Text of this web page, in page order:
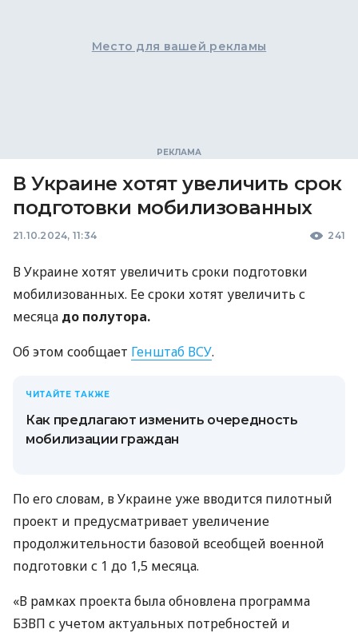
Место для вашей рекламы
В Украине хотят увеличить срок
подготовки мобилизованных
21.10.2024, 11:34 241
В Украине хотят увеличить сроки подготовки
мобилизованных. Ее сроки хотят увеличить с
месяца до полутора.
Об этом сообщает Генштаб ВСУ.
ЧИТАЙТЕ ТАКЖЕ
Как предлагают изменить очередность
мобилизации граждан
По его словам, в Украине уже вводится пилотный
проект и предусматривает увеличение
продолжительности базовой всеобщей военной
подготовки с 1 до 1,5 месяца.
«В рамках проекта была обновлена ​​программа
БЗВП с учетом актуальных потребностей и